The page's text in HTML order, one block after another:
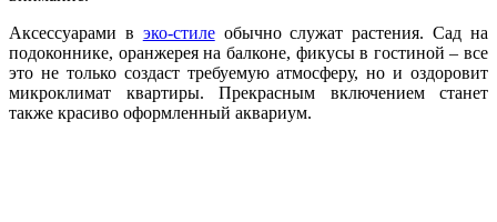
Аксессуарами в эко-стилеобычно служат растения. Сад на
подоконнике, оранжерея на балконе, фикусы в гостиной – все
это не только создаст требуемую атмосферу, но и оздоровит
микроклимат квартиры. Прекрасным включением станет
также красиво оформленный аквариум.